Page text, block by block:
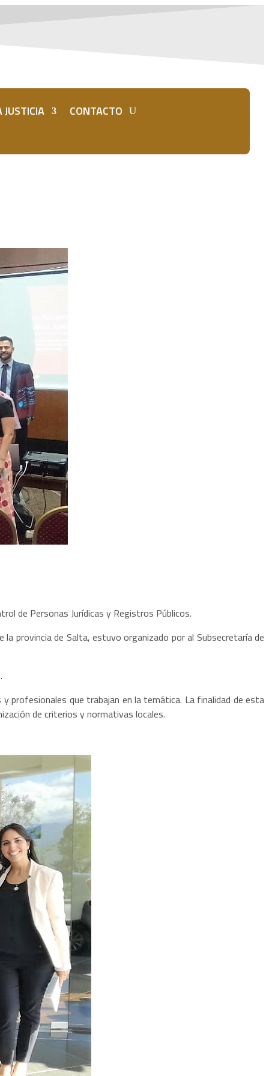
JUSTICIA CONTACTO
de Personas Jurídicas y Registros Públicos.
la provincia de Salta, estuvo organizado por al Subsecretaría de
profesionales que trabajan en la temática. La finalidad de esta
de criterios y normativas locales.